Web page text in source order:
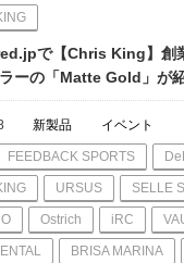
で【Chris King】創
ーの「Matte Gold」が
新製品 イベント
FEEDBACK SPORTS
URSUS SELLE
Ostrich iRC
BRISA MARINA